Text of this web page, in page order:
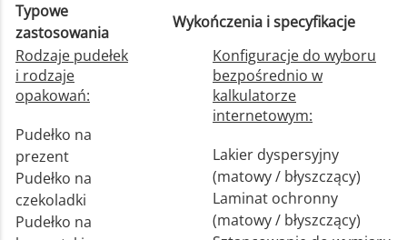
Typowe
zastosowania
Wykończenia i specyfikacje
Rodzaje pudełek
i rodzaje
opakowań:
Pudełko na
prezent
Pudełko na
czekoladki
Pudełko na
Konfiguracje do wyboru
bezpośrednio w
kalkulatorze
internetowym:
Lakier dyspersyjny
(matowy / błyszczący)
Laminat ochronny
(matowy / błyszczący)